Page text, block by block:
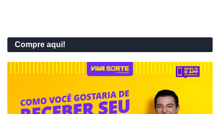
Compre aqui!